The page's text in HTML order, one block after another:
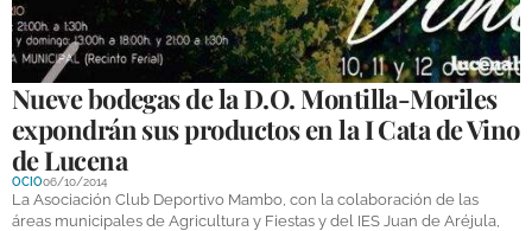
Nueve bodegas de la D.O. Montilla-Moriles
expondrán sus productos en la I Cata de Vino
de Lucena
OCIO06/10/2014
La Asociación Club Deportivo Mambo, con la colaboración de las
áreas municipales de Agricultura y Fiestas y del IES Juan de Aréjula,